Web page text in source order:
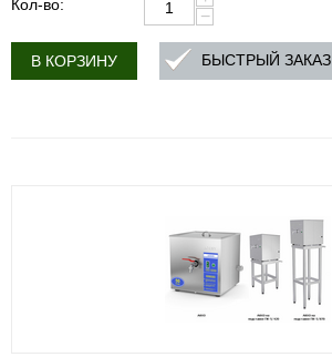
Кол-во:
−
В КОРЗИНУ БЫСТРЫЙ ЗАКАЗ